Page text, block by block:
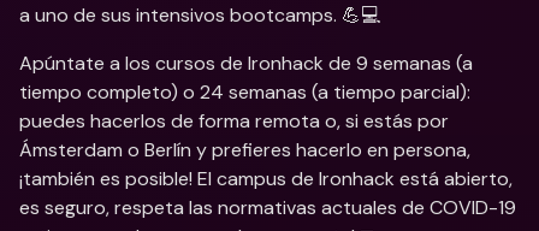
a uno de sus intensivos bootcamps. 💪💻
Apúntate a los cursos de Ironhack de 9 semanas (a
tiempo completo) o 24 semanas (a tiempo parcial):
puedes hacerlos de forma remota o, si estás por
Ámsterdam o Berlín y prefieres hacerlo en persona,
¡también es posible! El campus de Ironhack está abierto,
es seguro, respeta las normativas actuales de COVID-19